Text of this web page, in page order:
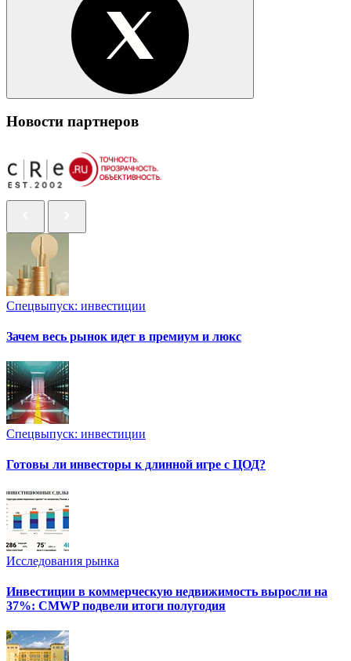
Новости партнеров
Спецвыпуск: инвестиции
Зачем весь рынок идет в премиум и люкс
Спецвыпуск: инвестиции
Готовы ли инвесторы к длинной игре с ЦОД?
Исследования рынка
Инвестиции в коммерческую недвижимость выросли на
37%: CMWP подвели итоги полугодия